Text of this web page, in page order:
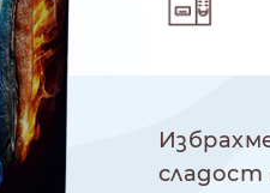
NESPRESSO
сладост